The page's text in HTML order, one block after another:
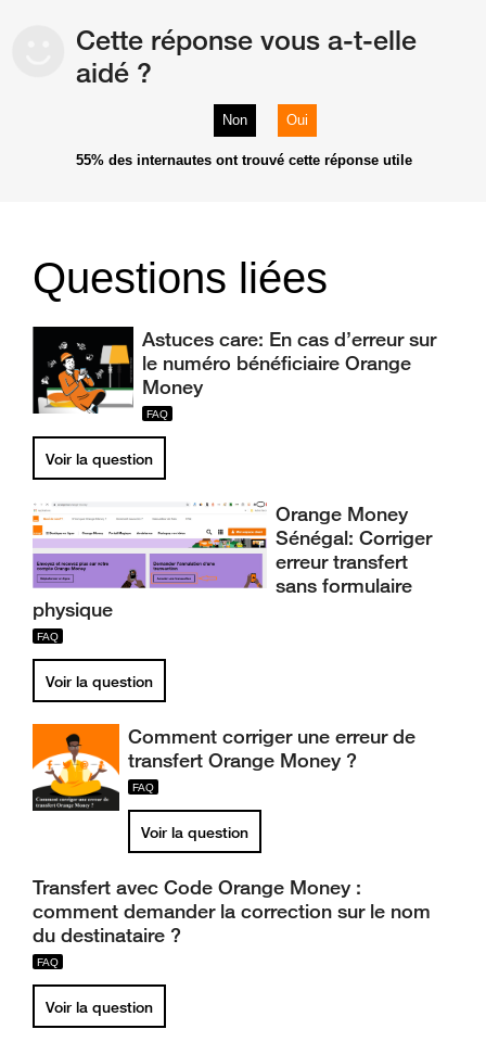
Cette réponse vous a-t-elle
aidé ?
Non Oui
55% des internautes ont trouvé cette réponse utile
Questions liées
Astuces care: En cas d’erreur sur
le numéro bénéficiaire Orange
Money
Voir la question
Orange Money
Sénégal: Corriger
erreur transfert
sans formulaire
physique
Voir la question
Comment corriger une erreur de
transfert Orange Money ?
Voir la question
Transfert avec Code Orange Money :
comment demander la correction sur le nom
du destinataire ?
Voir la question